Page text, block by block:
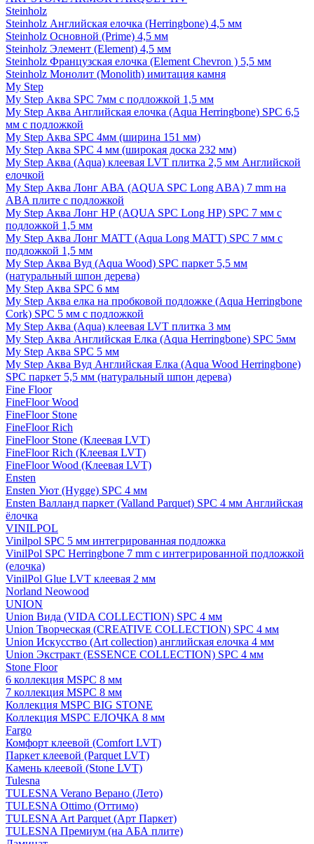
Steinholz
Steinholz Английская елочка (Herringbone) 4,5 мм
Steinholz Основной (Prime) 4,5 мм
Steinholz Элемент (Element) 4,5 мм
Steinholz Французская елочка (Element Chevron ) 5,5 мм
Steinholz Монолит (Monolith) имитация камня
My Step
My Step Аква SPC 7мм c подложкой 1,5 мм
My Step Аква Английская елочка (Aqua Herringbone) SPC 6,5
мм с подложкой
My Step Аква SPC 4мм (ширина 151 мм)
My Step Аква SPC 4 мм (широкая доска 232 мм)
My Step Аква (Aqua) клеевая LVT плитка 2,5 мм Английской
елочкой
My Step Аква Лонг АВА (AQUA SPC Long ABA) 7 mm на
ABA плите с подложкой
My Step Аква Лонг НР (AQUA SPC Long HP) SPC 7 мм с
подложкой 1,5 мм
My Step Аква Лонг MATT (Aqua Long MATT) SPC 7 мм с
подложкой 1,5 мм
My Step Аква Вуд (Aqua Wood) SPC паркет 5,5 мм
(натуральный шпон дерева)
My Step Аква SPC 6 мм
My Step Аква елка на пробковой подложке (Aqua Herringbone
Cork) SPC 5 мм с подложкой
My Step Аква (Aqua) клеевая LVT плитка 3 мм
My Step Аква Английская Елка (Aqua Herringbone) SPC 5мм
My Step Аква SPC 5 мм
My Step Аква Вуд Английская Елка (Aqua Wood Herringbone)
SPC паркет 5,5 мм (натуральный шпон дерева)
Fine Floor
FineFloor Wood
FineFloor Stone
FineFloor Rich
FineFloor Stone (Клеевая LVT)
FineFloor Rich (Клеевая LVT)
FineFloor Wood (Клеевая LVT)
Ensten
Ensten Уют (Hygge) SPC 4 мм
Ensten Валланд паркет (Valland Parquet) SPC 4 мм Английская
ёлочка
VINILPOL
Vinilpol SPC 5 мм интегрированная подложка
VinilPol SPC Herringbone 7 mm с интегрированной подложкой
(елочка)
VinilPol Glue LVT клеевая 2 мм
Norland Neowood
UNION
Union Вида (VIDA COLLECTION) SPC 4 мм
Union Творческая (CREATIVE COLLECTION) SPC 4 мм
Union Искусство (Art collection) английская елочка 4 мм
Union Экстракт (ESSENCE COLLECTION) SPC 4 мм
Stone Floor
6 коллекция MSPC 8 мм
7 коллекция MSPC 8 мм
Коллекция MSPC BIG STONE
Коллекция MSPC ЕЛОЧКА 8 мм
Fargo
Комфорт клеевой (Comfort LVT)
Паркет клеевой (Parquet LVT)
Камень клеевой (Stone LVT)
Tulesna
TULESNA Verano Верано (Лето)
TULESNA Ottimo (Оттимо)
TULESNA Art Parquet (Арт Паркет)
TULESNA Премиум (на АБА плите)